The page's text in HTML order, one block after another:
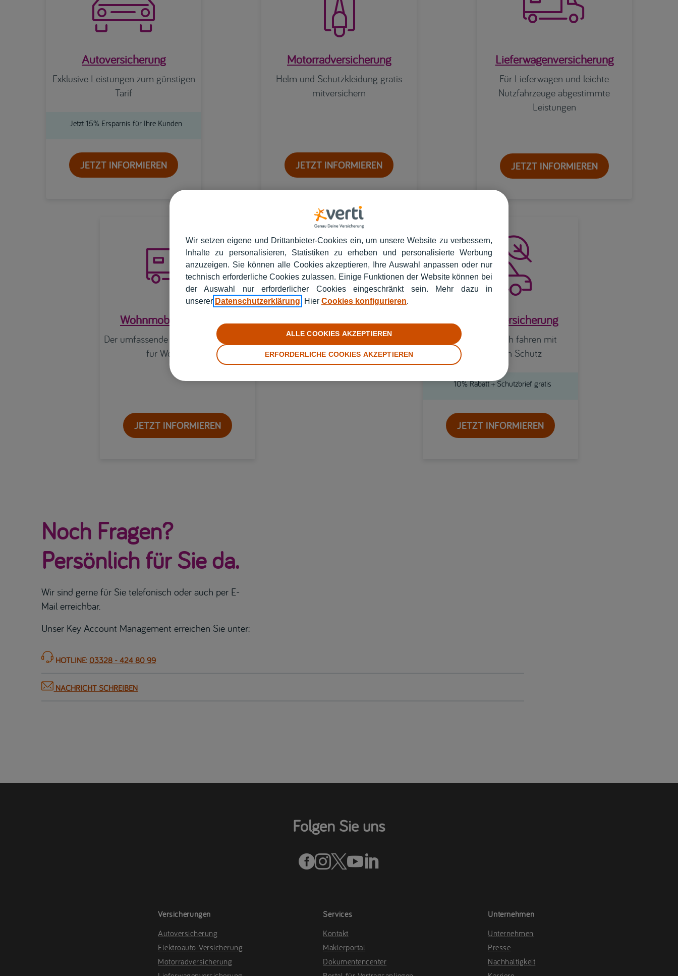
Autoversicherung
Exklusive Leistungen zum günstigen
Tarif
Jetzt 15% Ersparnis für Ihre Kunden
JETZT INFORMIEREN
Motorradversicherung
Helm und Schutzkleidung gratis
mitversichern
JETZT INFORMIEREN
Lieferwagenversicherung
Für Lieferwagen und leichte
Nutzfahrzeuge abgestimmte
Leistungen
JETZT INFORMIEREN

Wohnmobilversicherung
Der umfassende Versicherungsschutz
für Wohnmobile
JETZT INFORMIEREN

Elektroautoversicherung
Umweltfreundlich fahren mit
umfassenden Schutz
10% Rabatt + Schutzbrief gratis
JETZT INFORMIEREN
Noch Fragen?
Persönlich für Sie da.
Wir sind gerne für Sie telefonisch oder auch per E-
Mail erreichbar.
Unser Key Account Management erreichen Sie unter:
HOTLINE: 03328 - 424 80 99
NACHRICHT SCHREIBEN
Folgen Sie uns

Versicherungen
Autoversicherung
Elektroauto-Versicherung
Motorradversicherung
Services
Kontakt
Maklerportal
Dokumentencenter
Unternehmen
Unternehmen
Presse
Nachhaltigkeit
Wir setzen eigene und Drittanbieter-Cookies ein, um unsere Website zu verbessern,
Inhalte zu personalisieren, Statistiken zu erheben und personalisierte Werbung
anzuzeigen. Sie können alle Cookies akzeptieren, Ihre Auswahl anpassen oder nur
technisch erforderliche Cookies zulassen. Einige Funktionen der Website können bei
der Auswahl nur erforderlicher Cookies eingeschränkt sein. Mehr dazu in
unserer Datenschutzerklärung. Hier Cookies konfigurieren.
ERFORDERLICHE COOKIES AKZEPTIEREN
ALLE COOKIES AKZEPTIEREN